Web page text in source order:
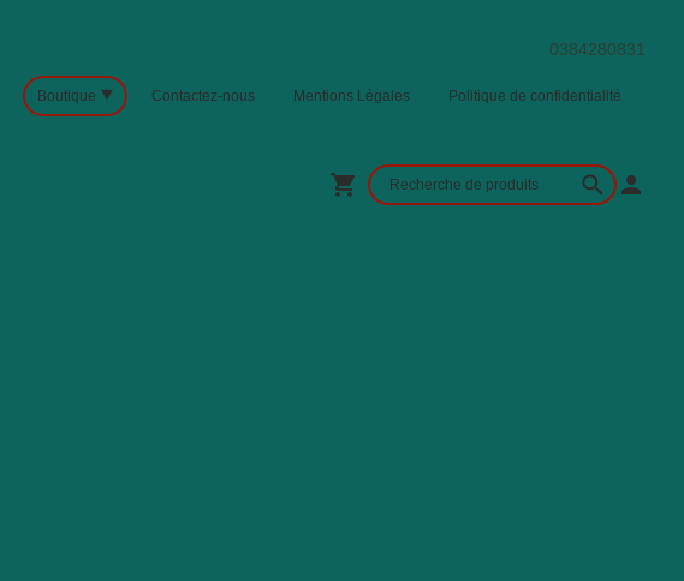
0384280831
Boutique Contactez-nous Mentions Légales Politique de confidentialité